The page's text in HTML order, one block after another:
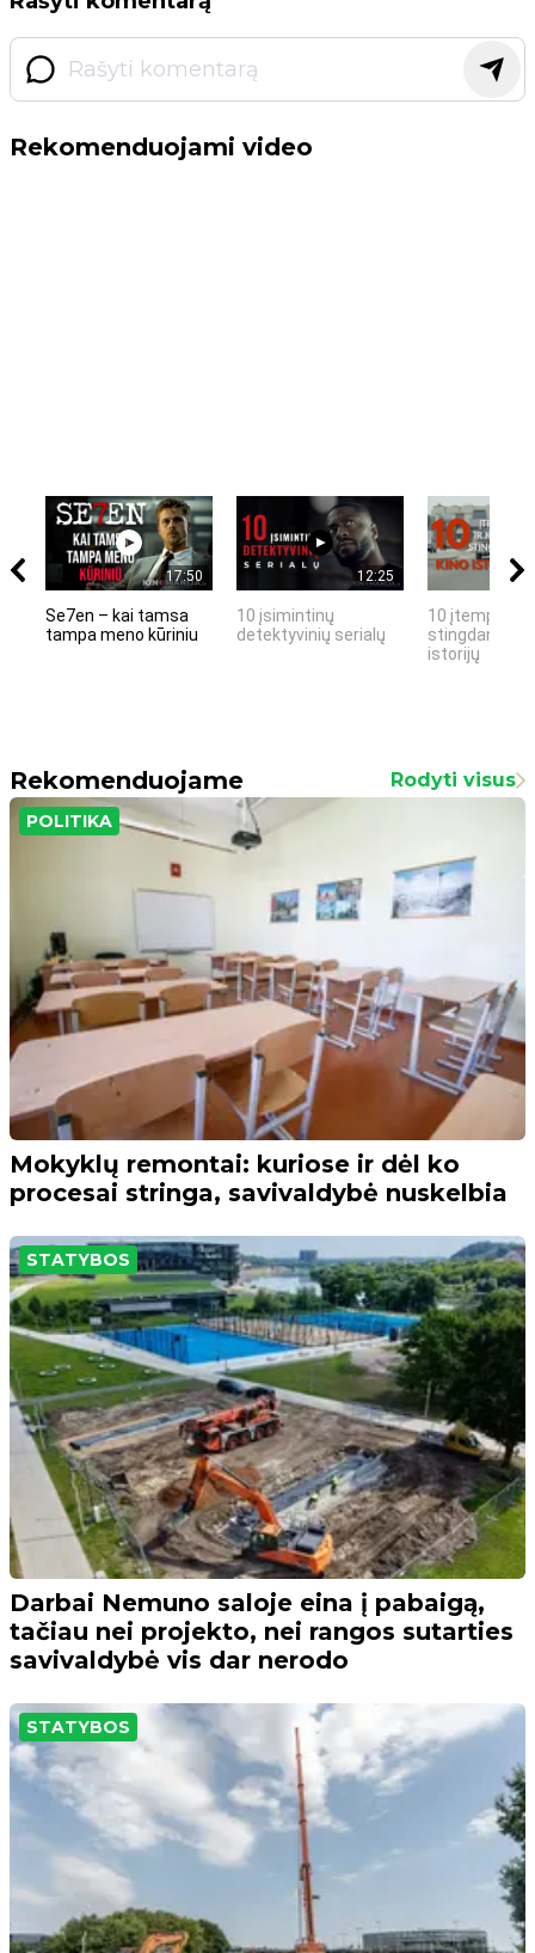
Rekomenduojami video
17:50
Se7en – kai tamsa
tampa meno kūriniu
12:25
10 įsimintinų
detektyvinių serialų
10 įtemptų,
stingdančių
istorijų
Rekomenduojame Rodyti visus
POLITIKA
Mokyklų remontai: kuriose ir dėl ko
procesai stringa, savivaldybė nuskelbia
STATYBOS
Darbai Nemuno saloje eina į pabaigą,
tačiau nei projekto, nei rangos sutarties
savivaldybė vis dar nerodo
STATYBOS